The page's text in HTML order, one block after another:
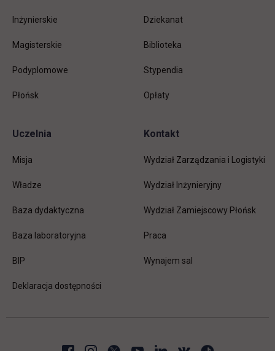
Inżynierskie
Magisterskie
Podyplomowe
Płońsk
Dziekanat
Biblioteka
Stypendia
Opłaty
Uczelnia
Misja
Władze
Baza dydaktyczna
Baza laboratoryjna
BIP
Deklaracja dostępności
Kontakt
Wydział Zarządzania i Logistyki
Wydział Inżynieryjny
Wydział Zamiejscowy Płońsk
Praca
Wynajem sal